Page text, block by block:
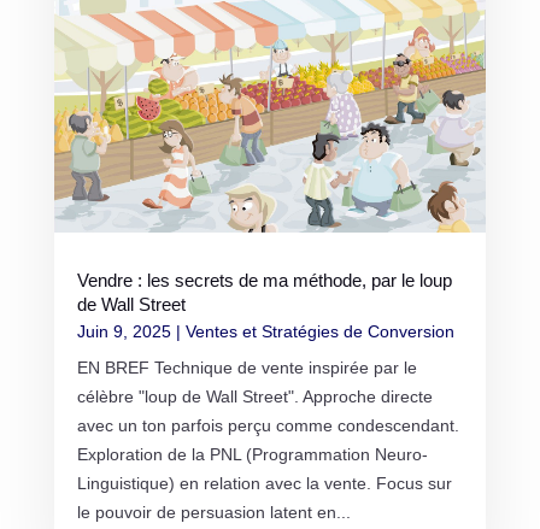
Vendre : les secrets de ma méthode, par le loup
de Wall Street
Juin 9, 2025| Ventes et Stratégies de Conversion
EN BREF Technique de vente inspirée par le
célèbre "loup de Wall Street". Approche directe
avec un ton parfois perçu comme condescendant.
Exploration de la PNL (Programmation Neuro-
Linguistique) en relation avec la vente. Focus sur
le pouvoir de persuasion latent en...